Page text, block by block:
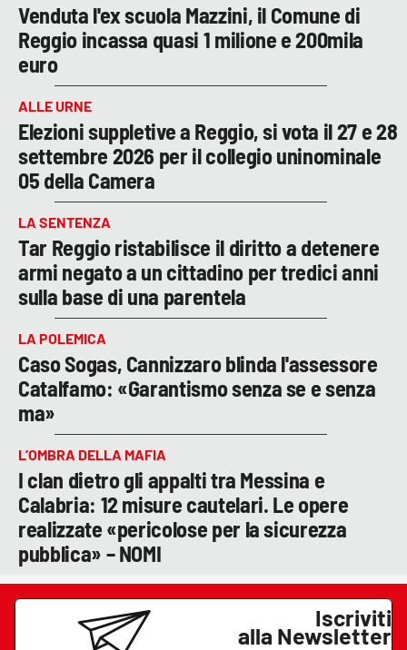
Venduta l'ex scuola Mazzini, il Comune di
Reggio incassa quasi 1 milione e 200mila
euro
ALLE URNE
Elezioni suppletive a Reggio, si vota il 27 e 28
settembre 2026 per il collegio uninominale
05 della Camera
LA SENTENZA
Tar Reggio ristabilisce il diritto a detenere
armi negato a un cittadino per tredici anni
sulla base di una parentela
LA POLEMICA
Caso Sogas, Cannizzaro blinda l'assessore
Catalfamo: «Garantismo senza se e senza
ma»
L’OMBRA DELLA MAFIA
I clan dietro gli appalti tra Messina e
Calabria: 12 misure cautelari. Le opere
realizzate «pericolose per la sicurezza
pubblica» – NOMI
Iscriviti
alla Newsletter